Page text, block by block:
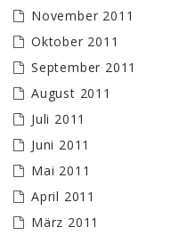
November 2011
Oktober 2011
September 2011
August 2011
Juli 2011
Juni 2011
Mai 2011
April 2011
März 2011